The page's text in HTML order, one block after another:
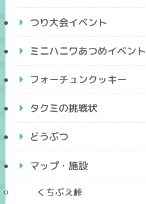
つり大会イベント
ミニハニワあつめイベント
フォーチュンクッキー
タクミの挑戦状
どうぶつ
マップ・施設
くちぶえ峠